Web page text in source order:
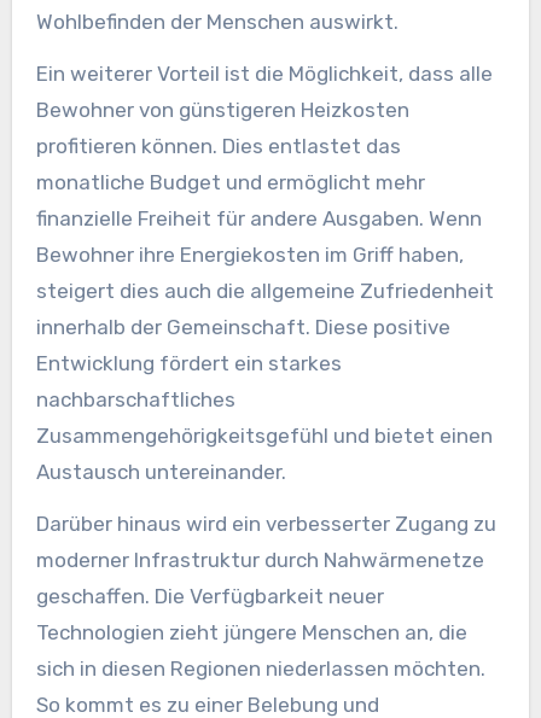
Wohlbefinden der Menschen auswirkt.
Ein weiterer Vorteil ist die Möglichkeit, dass alle
Bewohner von günstigeren Heizkosten
profitieren können. Dies entlastet das
monatliche Budget und ermöglicht mehr
finanzielle Freiheit für andere Ausgaben. Wenn
Bewohner ihre Energiekosten im Griff haben,
steigert dies auch die allgemeine Zufriedenheit
innerhalb der Gemeinschaft. Diese positive
Entwicklung fördert ein starkes
nachbarschaftliches
Zusammengehörigkeitsgefühl und bietet einen
Austausch untereinander.
Darüber hinaus wird ein verbesserter Zugang zu
moderner Infrastruktur durch Nahwärmenetze
geschaffen. Die Verfügbarkeit neuer
Technologien zieht jüngere Menschen an, die
sich in diesen Regionen niederlassen möchten.
So kommt es zu einer Belebung und